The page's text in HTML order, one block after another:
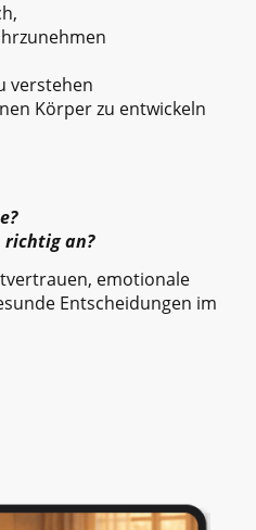
verstehen
Körper zu entwickeln
richtig an?
emotionale
Entscheidungen im